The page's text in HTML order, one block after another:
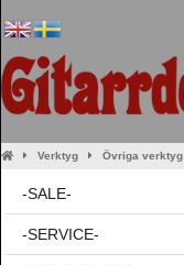
Verktyg Övriga verktyg
-SALE-
-SERVICE-